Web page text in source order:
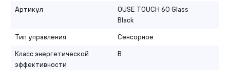
Артикул
OUSE TOUCH 60 Glass
Black
Тип управления
Сенсорное
Класс энергетической
эффективности
B